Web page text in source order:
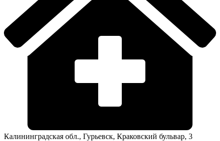
Калининградская обл., Гурьевск, Краковский бульвар, 3